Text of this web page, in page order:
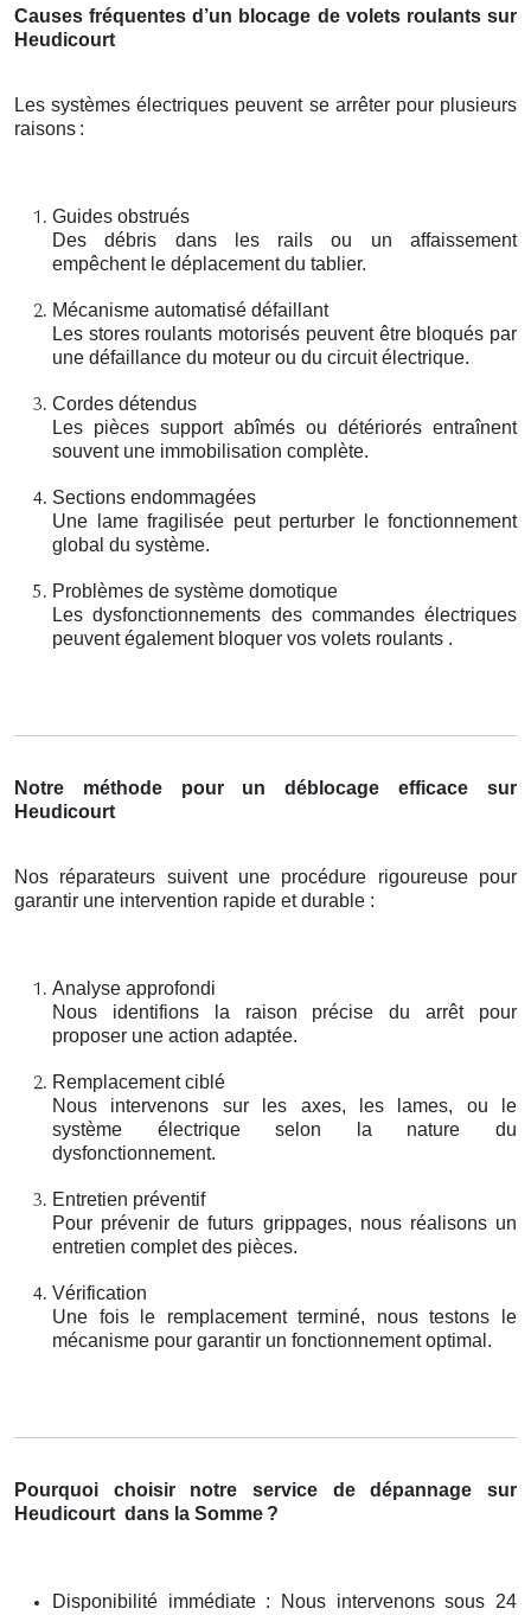
Causes fréquentes d’un blocage de volets roulants sur
Heudicourt
Les systèmes électriques peuvent se arrêter pour plusieurs
raisons :
Guides obstrués
Des débris dans les rails ou un affaissement
empêchent le déplacement du tablier.
Mécanisme automatisé défaillant
Les stores roulants motorisés peuvent être bloqués par
une défaillance du moteur ou du circuit électrique.
Cordes détendus
Les pièces support abîmés ou détériorés entraînent
souvent une immobilisation complète.
Sections endommagées
Une lame fragilisée peut perturber le fonctionnement
global du système.
Problèmes de système domotique
Les dysfonctionnements des commandes électriques
peuvent également bloquer vos volets roulants .
Notre méthode pour un déblocage efficace sur
Heudicourt
Nos réparateurs suivent une procédure rigoureuse pour
garantir une intervention rapide et durable :
Analyse approfondi
Nous identifions la raison précise du arrêt pour
proposer une action adaptée.
Remplacement ciblé
Nous intervenons sur les axes, les lames, ou le
système électrique selon la nature du
dysfonctionnement.
Entretien préventif
Pour prévenir de futurs grippages, nous réalisons un
entretien complet des pièces.
Vérification
Une fois le remplacement terminé, nous testons le
mécanisme pour garantir un fonctionnement optimal.
Pourquoi choisir notre service de dépannage sur
Heudicourt dans la Somme ?
Disponibilité immédiate : Nous intervenons sous 24